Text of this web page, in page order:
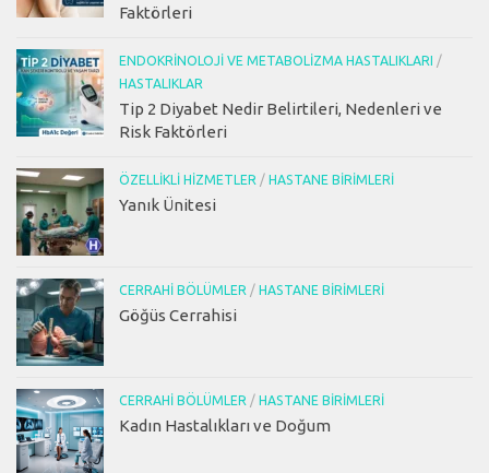
Faktörleri
ENDOKRINOLOJI VE METABOLIZMA HASTALIKLARI /
HASTALIKLAR
Tip 2 Diyabet Nedir Belirtileri, Nedenleri ve
Risk Faktörleri
ÖZELLIKLI HIZMETLER / HASTANE BIRIMLERI
Yanık Ünitesi
CERRAHI BÖLÜMLER / HASTANE BIRIMLERI
Göğüs Cerrahisi
CERRAHI BÖLÜMLER / HASTANE BIRIMLERI
Kadın Hastalıkları ve Doğum